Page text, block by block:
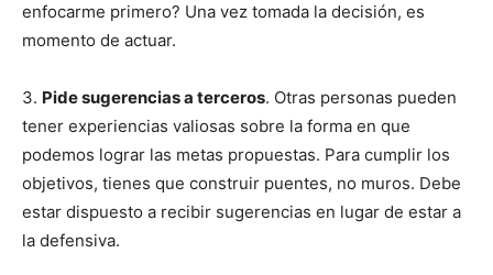
enfocarme primero? Una vez tomada la decisión, es
momento de actuar.
3. Pide sugerencias a terceros. Otras personas pueden
tener experiencias valiosas sobre la forma en que
podemos lograr las metas propuestas. Para cumplir los
objetivos, tienes que construir puentes, no muros. Debe
estar dispuesto a recibir sugerencias en lugar de estar a
la defensiva.